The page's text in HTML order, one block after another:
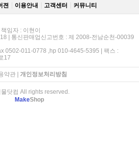
젼 이용안내 고객센터 커뮤니티
임자 : 이현이
| 통신판매업신고번호 : 제 2008-전남순천-00039
0502-011-0778 ,hp 010-4645-5395 | 팩스 :
17
약관| 개인정보처리방침
닷컴 All rights reserved.
MakeShop